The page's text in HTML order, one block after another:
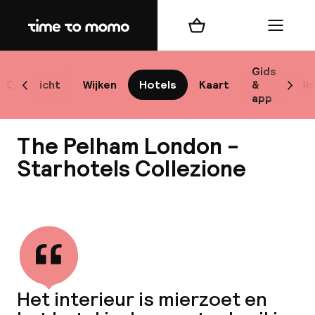
Home
Overzicht Wijken Hotels Kaart
Gids
&
app
Scroll naar links
Winkelmand Menu
The Pelham London -
Starhotels Collezione
Het interieur is mierzoet en